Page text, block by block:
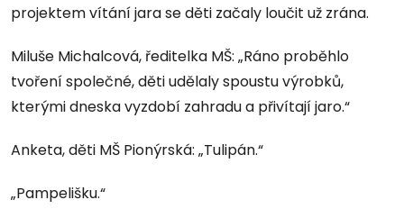
projektem vítání jara se děti začaly loučit už zrána.
Miluše Michalcová, ředitelka MŠ: „Ráno proběhlo
tvoření společné, děti udělaly spoustu výrobků,
kterými dneska vyzdobí zahradu a přivítají jaro.“
Anketa, děti MŠ Pionýrská: „Tulipán.“
„Pampelišku.“